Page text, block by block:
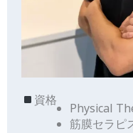
資格
Physical
筋膜セラピ